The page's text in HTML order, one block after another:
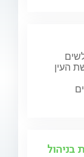
העין
בניהול